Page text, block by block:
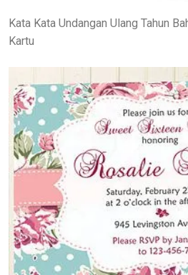
Kata Kata Undangan Ulang Tahun
Kartu